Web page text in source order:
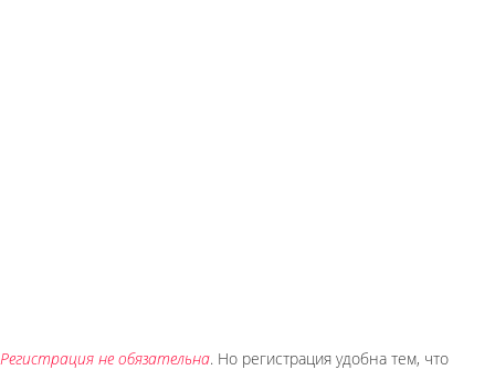
Регистрация не обязательна. Но регистрация удобна тем, что